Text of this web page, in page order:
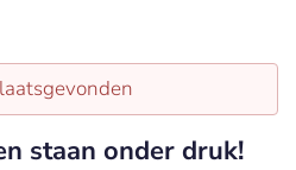
staan onder druk!